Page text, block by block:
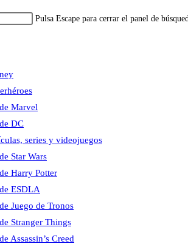
Pulsa Escape para cerrar el panel de
Marvel
DC
series y videojuegos
Star Wars
Harry Potter
ESDLA
Juego de Tronos
Stranger Things
Assassin’s Creed